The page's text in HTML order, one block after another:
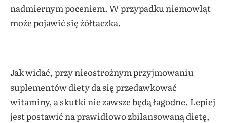
nadmiernym poceniem. W przypadku niemowląt
może pojawić się żółtaczka.
Jak widać, przy nieostrożnym przyjmowaniu
suplementów diety da się przedawkować
witaminy, a skutki nie zawsze będą łagodne. Lepiej
jest postawić na prawidłowo zbilansowaną dietę,